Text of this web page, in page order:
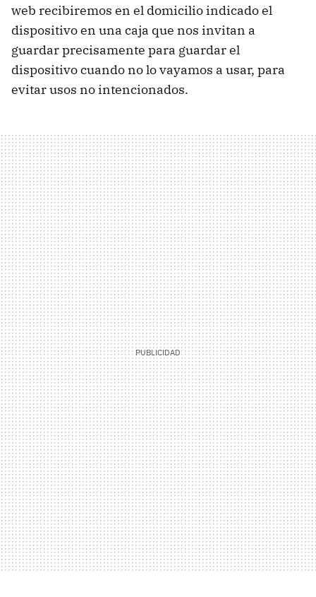
web recibiremos en el domicilio indicado el
dispositivo en una caja que nos invitan a
guardar precisamente para guardar el
dispositivo cuando no lo vayamos a usar, para
evitar usos no intencionados.